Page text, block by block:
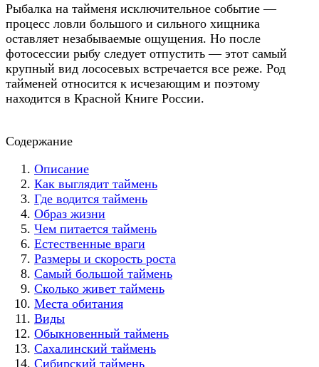
Рыбалка на тайменя исключительное событие —
процесс ловли большого и сильного хищника
оставляет незабываемые ощущения. Но после
фотосессии рыбу следует отпустить — этот самый
крупный вид лососевых встречается все реже. Род
тайменей относится к исчезающим и поэтому
находится в Красной Книге России.
Содержание
Описание
Как выглядит таймень
Где водится таймень
Образ жизни
Чем питается таймень
Естественные враги
Размеры и скорость роста
Самый большой таймень
Сколько живет таймень
Места обитания
Виды
Обыкновенный таймень
Сахалинский таймень
Сибирский таймень